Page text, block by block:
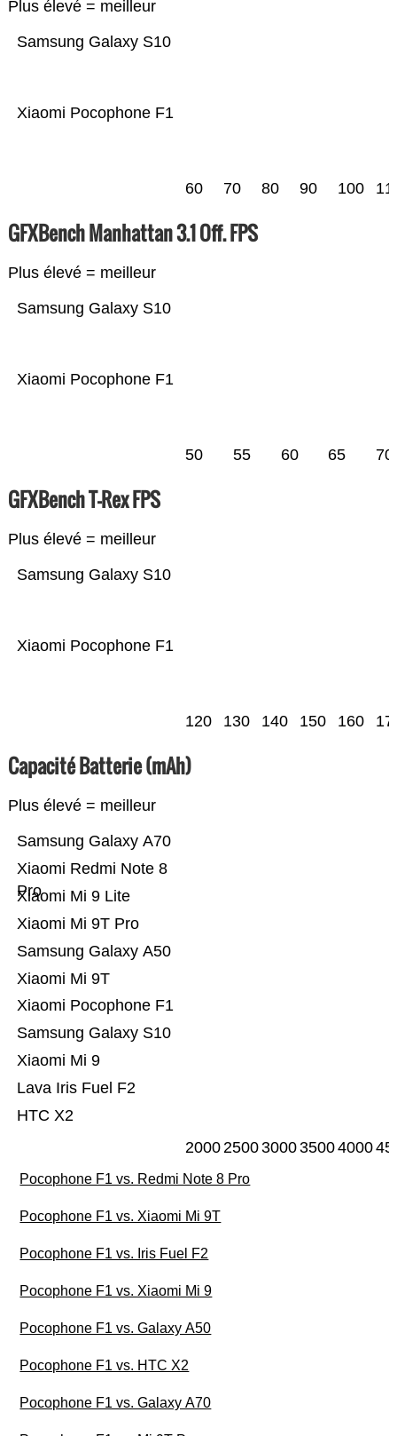
Plus élevé = meilleur
Xiaomi Pocophone F1
Samsung Galaxy S10
60 70 80 90 100
GFXBench Manhattan 3.1 Off. FPS
Plus élevé = meilleur
Xiaomi Pocophone F1
Samsung Galaxy S10
50 55 60 65 70
GFXBench T-Rex FPS
Plus élevé = meilleur
Xiaomi Pocophone F1
Samsung Galaxy S10
120 130 140 150 160
Capacité Batterie (mAh)
Plus élevé = meilleur
HTC X2
Lava Iris Fuel F2
Xiaomi Mi 9
Samsung Galaxy S10
Xiaomi Pocophone F1
Xiaomi Mi 9T
Samsung Galaxy A50
Xiaomi Mi 9T Pro
Xiaomi Mi 9 Lite
Xiaomi Redmi Note 8
Pro
Samsung Galaxy A70
20002500300035004000
Pocophone F1 vs. Redmi Note 8 Pro
Pocophone F1 vs. Xiaomi Mi 9T
Pocophone F1 vs. Iris Fuel F2
Pocophone F1 vs. Xiaomi Mi 9
Pocophone F1 vs. Galaxy A50
Pocophone F1 vs. HTC X2
Pocophone F1 vs. Galaxy A70